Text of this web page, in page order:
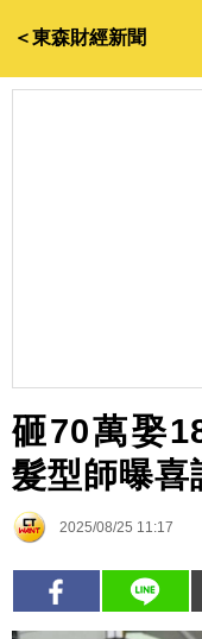
＜東森財經新聞
砸70萬娶
髮型師曝喜
2025/08/25 11:17